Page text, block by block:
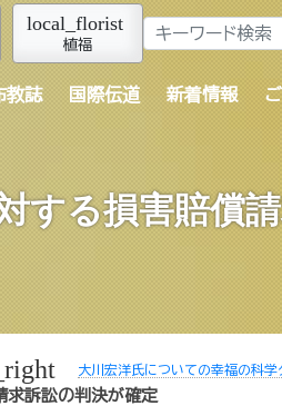
local_florist
植福
教誌 国際伝道 新着情報
する損害賠償
大川宏洋氏についての幸福の科学
求訴訟の判決が確定